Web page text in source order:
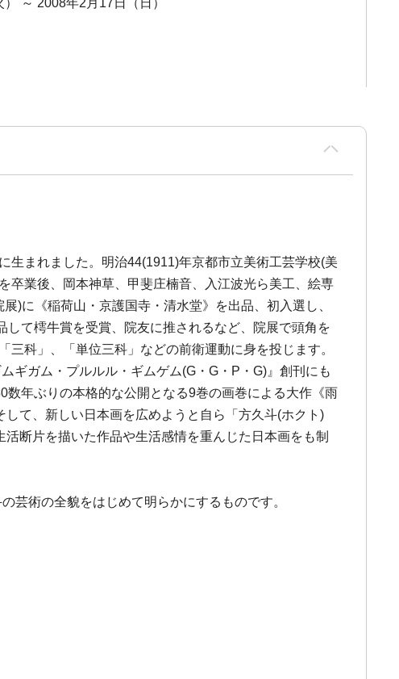
～ 2008年2月17日（日）
まれました。明治44(1911)年京都市立美術工芸学校(美
卒業後、岡本神草、甲斐庄楠音、入江波光ら美工、絵専
)に《稲荷山・京護国寺・清水堂》を出品、初入選し、
て樗牛賞を受賞、院友に推されるなど、院展で頭角を
科」、「単位三科」などの前衛運動に身を投じます。
ギガム・プルルル・ギムゲム(G・G・P・G)』創刊にも
年ぶりの本格的な公開となる9巻の画巻による大作《雨
て、新しい日本画を広めようと自ら「方久斗(ホクト)
断片を描いた作品や生活感情を重んじた日本画をも制
芸術の全貌をはじめて明らかにするものです。